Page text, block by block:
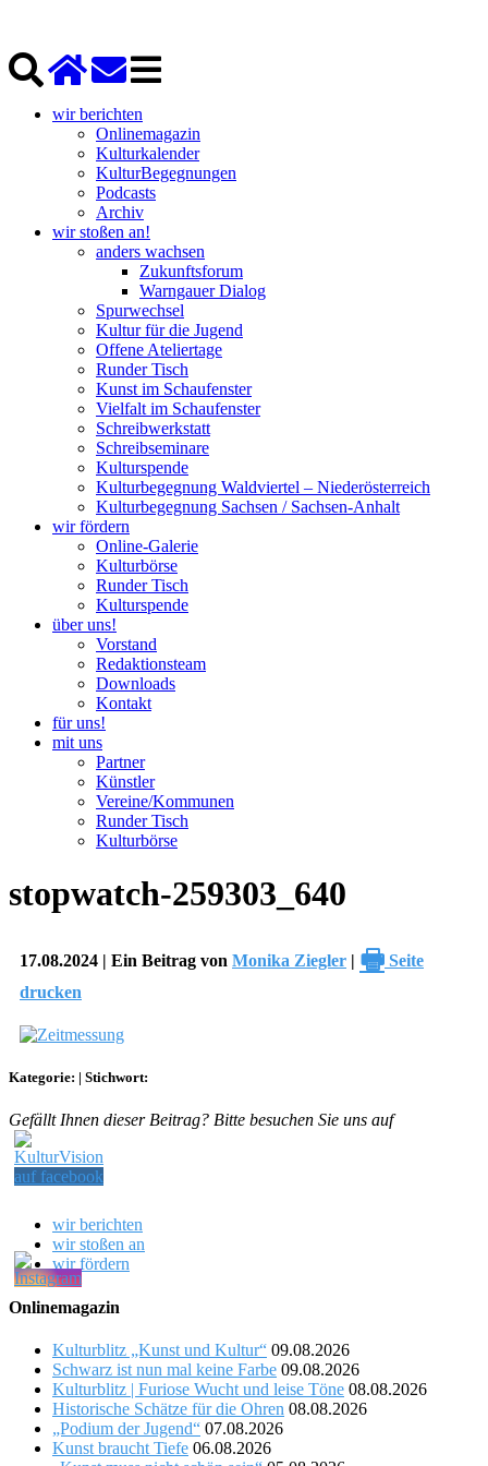
wir berichten
Onlinemagazin
Kulturkalender
KulturBegegnungen
Podcasts
Archiv
wir stoßen an!
anders wachsen
Zukunftsforum
Warngauer Dialog
Spurwechsel
Kultur für die Jugend
Offene Ateliertage
Runder Tisch
Kunst im Schaufenster
Vielfalt im Schaufenster
Schreibwerkstatt
Schreibseminare
Kulturspende
Kulturbegegnung Waldviertel – Niederösterreich
Kulturbegegnung Sachsen / Sachsen-Anhalt
wir fördern
Online-Galerie
Kulturbörse
Runder Tisch
Kulturspende
über uns!
Vorstand
Redaktionsteam
Downloads
Kontakt
für uns!
mit uns
Partner
Künstler
Vereine/Kommunen
Runder Tisch
Kulturbörse
stopwatch-259303_640
17.08.2024 | Ein Beitrag von Monika Ziegler | 🖶 Seite
drucken
Kategorie: | Stichwort:
Gefällt Ihnen dieser Beitrag? Bitte besuchen Sie uns auf
wir berichten
wir stoßen an
wir fördern
Onlinemagazin
Kulturblitz „Kunst und Kultur“ 09.08.2026
Schwarz ist nun mal keine Farbe 09.08.2026
Kulturblitz | Furiose Wucht und leise Töne 08.08.2026
Historische Schätze für die Ohren 08.08.2026
„Podium der Jugend“ 07.08.2026
Kunst braucht Tiefe 06.08.2026